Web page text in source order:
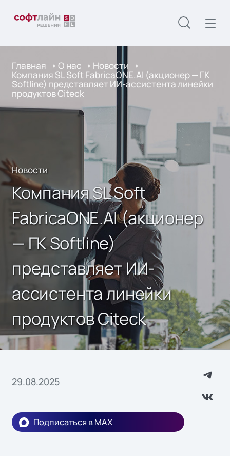
Главная О нас Новости
Компания SL Soft FabricaONE.AI (акционер — ГК
Softline) представляет ИИ-ассистента линейки
продуктов Citeck
Новости
Компания SL Soft
FabricaONE.AI (акционер
— ГК Softline)
представляет ИИ-
ассистента линейки
продуктов Citeck
29.08.2025
Подписаться в MAX